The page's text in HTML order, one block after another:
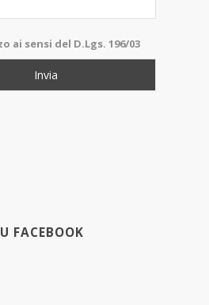
ai sensi del D.Lgs. 196/03
FACEBOOK